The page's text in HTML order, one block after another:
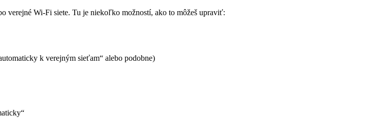
verejné Wi-Fi siete. Tu je niekoľko možností, ako to môžeš upraviť:
k verejným sieťam“ alebo podobne)